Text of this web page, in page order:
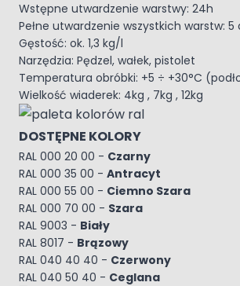
Wstępne utwardzenie warstwy: 24h
Pełne utwardzenie wszystkich warstw: 5
Gęstość: ok. 1,3 kg/l
Narzędzia: Pędzel, wałek, pistolet
Temperatura obróbki: +5 ÷ +30°C
Wielkość wiaderek: 4kg , 7kg , 12kg
DOSTĘPNE KOLORY
RAL 000 20 00 - Czarny
RAL 000 35 00 - Antracyt
RAL 000 55 00 - Ciemno Szara
RAL 000 70 00 - Szara
RAL 9003 - Biały
RAL 8017 - Brązowy
RAL 040 40 40 - Czerwony
RAL 040 50 40 - Ceglana